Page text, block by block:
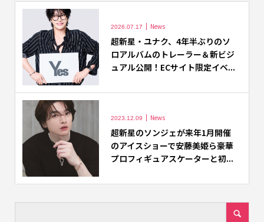
2026.07.17 News
超新星・ユナク、4年半ぶりのソ
ロアルバムのトレーラー＆新ビジ
ュアル公開！ECサイト限定イベ...
2023.12.09 News
超新星のソンジェが来年1月開催
のアイスショーで安藤美姫ら豪華
プロフィギュアスケーターと初...